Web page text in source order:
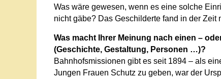
Was wäre gewesen, wenn es eine solche
nicht gäbe? Das Geschilderte fand in der Zeit
Was macht Ihrer Meinung nach einen –
(Geschichte, Gestaltung, Personen …)?
Bahnhofsmissionen gibt es seit 1894 – als
Jungen Frauen Schutz zu geben, war der